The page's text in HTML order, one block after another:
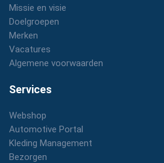
Missie en visie
Doelgroepen
Merken
Vacatures
Algemene voorwaarden
Services
Webshop
Automotive Portal
Kleding Management
Bezorgen